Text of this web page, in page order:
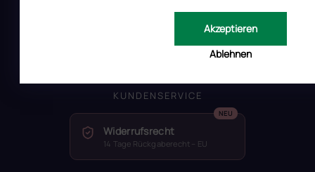
Ablehnen
Akzeptieren
RUSCONA Shine Nagelnetzwerk
Geschäftsbewertung
KUNDENSERVICE
Widerrufsrecht
14 Tage Rückgaberecht – EU